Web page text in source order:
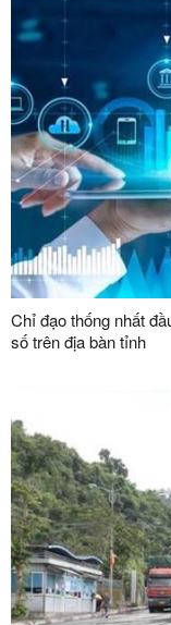
Chỉ đạo thống nhất
số trên địa bàn tỉnh